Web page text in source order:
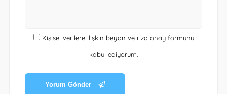
Kişisel verilere ilişkin beyan ve rıza onay formunu
kabul ediyorum.
Yorum Gönder